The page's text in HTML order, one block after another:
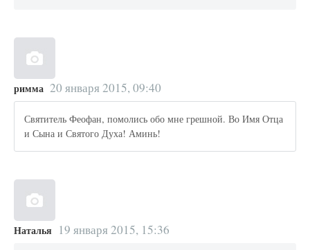
римма 20 января 2015, 09:40
Святитель Феофан, помолись обо мне грешной. Во Имя Отца
и Сына и Святого Духа! Аминь!
Наталья 19 января 2015, 15:36